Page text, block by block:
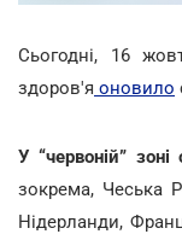
Сьогодні, 16
здоров'я оновило
У “червоній”
зокрема, Чеська
Нідерланди,